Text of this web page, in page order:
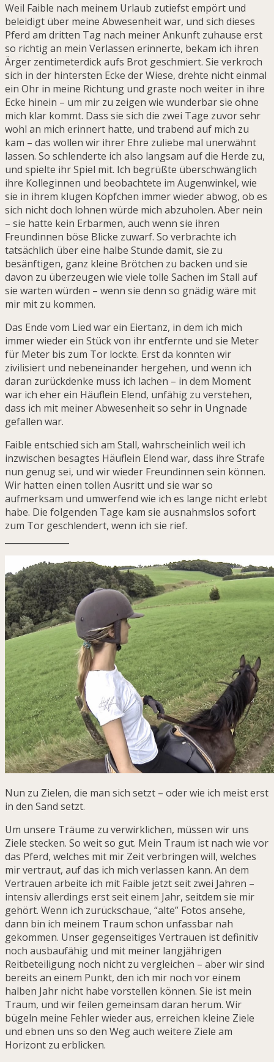
Weil Faible nach meinem Urlaub zutiefst empört und
beleidigt über meine Abwesenheit war, und sich dieses
Pferd am dritten Tag nach meiner Ankunft zuhause erst
so richtig an mein Verlassen erinnerte, bekam ich ihren
Ärger zentimeterdick aufs Brot geschmiert. Sie verkroch
sich in der hintersten Ecke der Wiese, drehte nicht einmal
ein Ohr in meine Richtung und graste noch weiter in ihre
Ecke hinein – um mir zu zeigen wie wunderbar sie ohne
mich klar kommt. Dass sie sich die zwei Tage zuvor sehr
wohl an mich erinnert hatte, und trabend auf mich zu
kam – das wollen wir ihrer Ehre zuliebe mal unerwähnt
lassen. So schlenderte ich also langsam auf die Herde zu,
und spielte ihr Spiel mit. Ich begrüßte überschwänglich
ihre Kolleginnen und beobachtete im Augenwinkel, wie
sie in ihrem klugen Köpfchen immer wieder abwog, ob es
sich nicht doch lohnen würde mich abzuholen. Aber nein
– sie hatte kein Erbarmen, auch wenn sie ihren
Freundinnen böse Blicke zuwarf. So verbrachte ich
tatsächlich über eine halbe Stunde damit, sie zu
besänftigen, ganz kleine Brötchen zu backen und sie
davon zu überzeugen wie viele tolle Sachen im Stall auf
sie warten würden – wenn sie denn so gnädig wäre mit
mir mit zu kommen.
Das Ende vom Lied war ein Eiertanz, in dem ich mich
immer wieder ein Stück von ihr entfernte und sie Meter
für Meter bis zum Tor lockte. Erst da konnten wir
zivilisiert und nebeneinander hergehen, und wenn ich
daran zurückdenke muss ich lachen – in dem Moment
war ich eher ein Häuflein Elend, unfähig zu verstehen,
dass ich mit meiner Abwesenheit so sehr in Ungnade
gefallen war.
Faible entschied sich am Stall, wahrscheinlich weil ich
inzwischen besagtes Häuflein Elend war, dass ihre Strafe
nun genug sei, und wir wieder Freundinnen sein können.
Wir hatten einen tollen Ausritt und sie war so
aufmerksam und umwerfend wie ich es lange nicht erlebt
habe. Die folgenden Tage kam sie ausnahmslos sofort
zum Tor geschlendert, wenn ich sie rief.
Nun zu Zielen, die man sich setzt – oder wie ich meist erst
in den Sand setzt.
Um unsere Träume zu verwirklichen, müssen wir uns
Ziele stecken. So weit so gut. Mein Traum ist nach wie vor
das Pferd, welches mit mir Zeit verbringen will, welches
mir vertraut, auf das ich mich verlassen kann. An dem
Vertrauen arbeite ich mit Faible jetzt seit zwei Jahren –
intensiv allerdings erst seit einem Jahr, seitdem sie mir
gehört. Wenn ich zurückschaue, “alte” Fotos ansehe,
dann bin ich meinem Traum schon unfassbar nah
gekommen. Unser gegenseitiges Vertrauen ist definitiv
noch ausbaufähig und mit meiner langjährigen
Reitbeteiligung noch nicht zu vergleichen – aber wir sind
bereits an einem Punkt, den ich mir noch vor einem
halben Jahr nicht habe vorstellen können. Sie ist mein
Traum, und wir feilen gemeinsam daran herum. Wir
bügeln meine Fehler wieder aus, erreichen kleine Ziele
und ebnen uns so den Weg auch weitere Ziele am
Horizont zu erblicken.